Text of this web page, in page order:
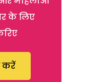
के लिए
करें